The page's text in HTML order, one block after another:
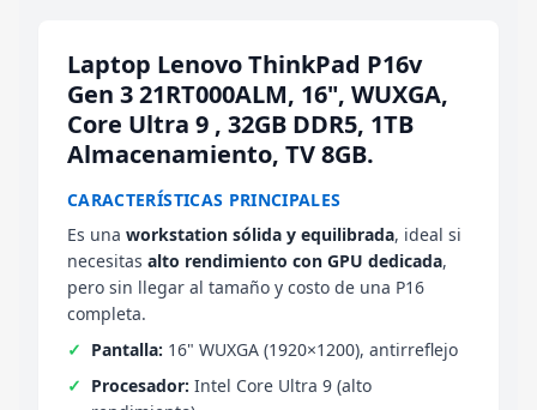
Laptop Lenovo ThinkPad P16v
Gen 3 21RT000ALM, 16", WUXGA,
Core Ultra 9 , 32GB DDR5, 1TB
Almacenamiento, TV 8GB.
CARACTERÍSTICAS PRINCIPALES
Es una workstation sólida y equilibrada, ideal si
necesitas alto rendimiento con GPU dedicada,
pero sin llegar al tamaño y costo de una P16
completa.
Pantalla: 16" WUXGA (1920×1200), antirreflejo
Procesador: Intel Core Ultra 9 (alto